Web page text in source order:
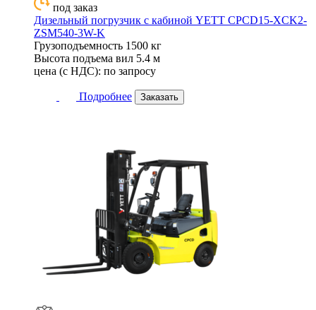
под заказ
Дизельный погрузчик с кабиной YETT CPCD15-XCK2-
ZSM540-3W-K
Грузоподъемность 1500 кг
Высота подъема вил 5.4 м
цена (с НДС): по запросу
Подробнее Заказать